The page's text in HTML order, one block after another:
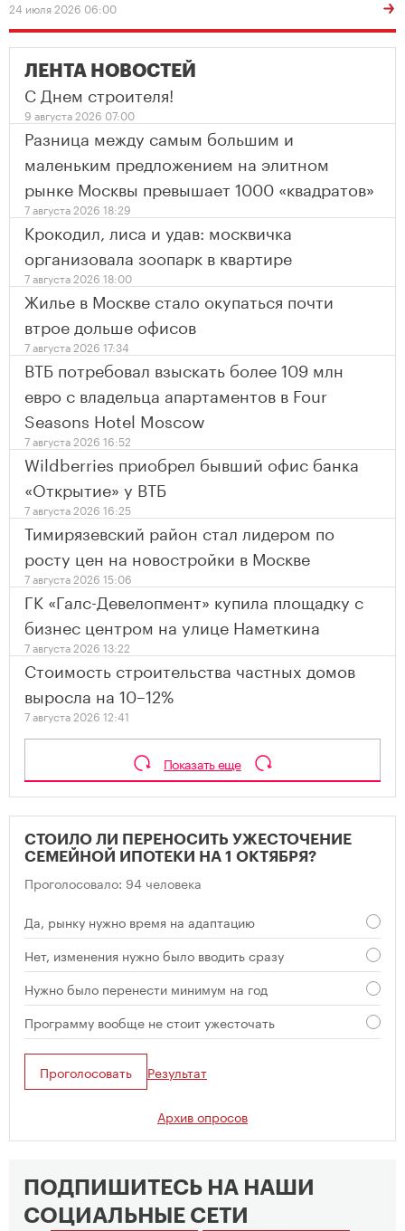
24 июля 2026 06:00
ЛЕНТА НОВОСТЕЙ
С Днем строителя!
9 августа 2026 07:00
Разница между самым большим и
маленьким предложением на элитном
рынке Москвы превышает 1000 «квадратов»
7 августа 2026 18:29
Крокодил, лиса и удав: москвичка
организовала зоопарк в квартире
7 августа 2026 18:00
Жилье в Москве стало окупаться почти
втрое дольше офисов
7 августа 2026 17:34
ВТБ потребовал взыскать более 109 млн
евро с владельца апартаментов в Four
Seasons Hotel Moscow
7 августа 2026 16:52
Wildberries приобрел бывший офис банка
«Открытие» у ВТБ
7 августа 2026 16:25
Тимирязевский район стал лидером по
росту цен на новостройки в Москве
7 августа 2026 15:06
ГК «Галс-Девелопмент» купила площадку с
бизнес центром на улице Наметкина
7 августа 2026 13:22
Стоимость строительства частных домов
выросла на 10–12%
7 августа 2026 12:41
Показать еще
СТОИЛО ЛИ ПЕРЕНОСИТЬ УЖЕСТОЧЕНИЕ
СЕМЕЙНОЙ ИПОТЕКИ НА 1 ОКТЯБРЯ?
Проголосовало: 94 человека
Да, рынку нужно время на адаптацию
Нет, изменения нужно было вводить сразу
Нужно было перенести минимум на год
Программу вообще не стоит ужесточать
Проголосовать Результат
Архив опросов
ПОДПИШИТЕСЬ НА НАШИ
СОЦИАЛЬНЫЕ СЕТИ